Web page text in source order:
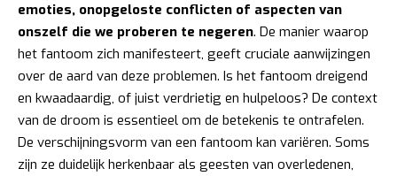
emoties, onopgeloste conflicten of aspecten van
onszelf die we proberen te negeren. De manier waarop
het fantoom zich manifesteert, geeft cruciale aanwijzingen
over de aard van deze problemen. Is het fantoom dreigend
en kwaadaardig, of juist verdrietig en hulpeloos? De context
van de droom is essentieel om de betekenis te ontrafelen.
De verschijningsvorm van een fantoom kan variëren. Soms
zijn ze duidelijk herkenbaar als geesten van overledenen,